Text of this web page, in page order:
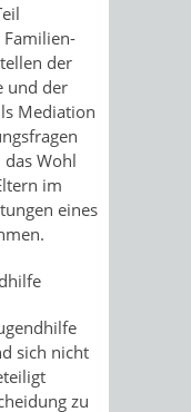
Familien-
der
und der
Mediation
Wohl
im
eines
sich nicht
zu